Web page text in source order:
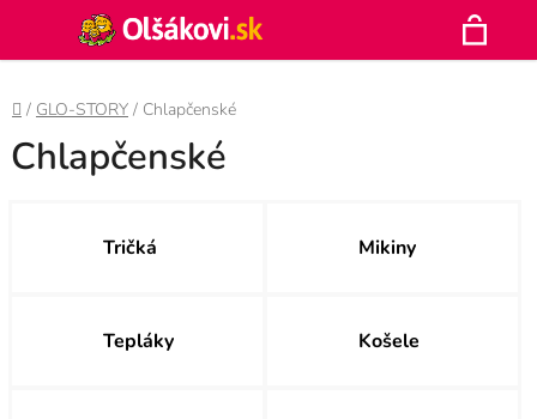
obsah
Hľadať
Domov
/ GLO-STORY / Chlapčenské
Chlapčenské
Tričká Mikiny
Tepláky Košele